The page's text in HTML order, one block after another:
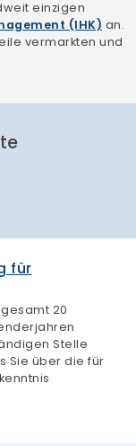
einzigen
(IHK) an.
vermarkten und